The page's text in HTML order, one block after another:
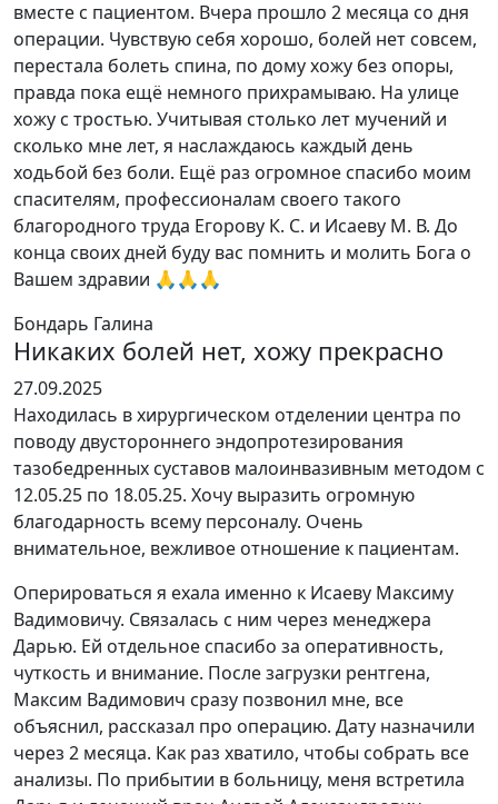
вместе с пациентом. Вчера прошло 2 месяца со дня
операции. Чувствую себя хорошо, болей нет совсем,
перестала болеть спина, по дому хожу без опоры,
правда пока ещё немного прихрамываю. На улице
хожу с тростью. Учитывая столько лет мучений и
сколько мне лет, я наслаждаюсь каждый день
ходьбой без боли. Ещё раз огромное спасибо моим
спасителям, профессионалам своего такого
благородного труда Егорову К. С. и Исаеву М. В. До
конца своих дней буду вас помнить и молить Бога о
Вашем здравии 🙏🙏🙏
Бондарь Галина
Никаких болей нет, хожу прекрасно
Оценка
5
из
5
27.09.2025
Находилась в хирургическом отделении центра по
поводу двустороннего эндопротезирования
тазобедренных суставов малоинвазивным методом с
12.05.25 по 18.05.25. Хочу выразить огромную
благодарность всему персоналу. Очень
внимательное, вежливое отношение к пациентам.
Оперироваться я ехала именно к Исаеву Максиму
Вадимовичу. Связалась с ним через менеджера
Дарью. Ей отдельное спасибо за оперативность,
чуткость и внимание. После загрузки рентгена,
Максим Вадимович сразу позвонил мне, все
объяснил, рассказал про операцию. Дату назначили
через 2 месяца. Как раз хватило, чтобы собрать все
анализы. По прибытии в больницу, меня встретила